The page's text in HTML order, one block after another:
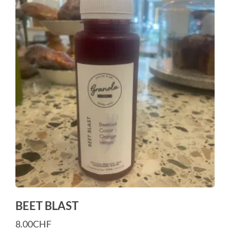
BEET BLAST
8.00CHF